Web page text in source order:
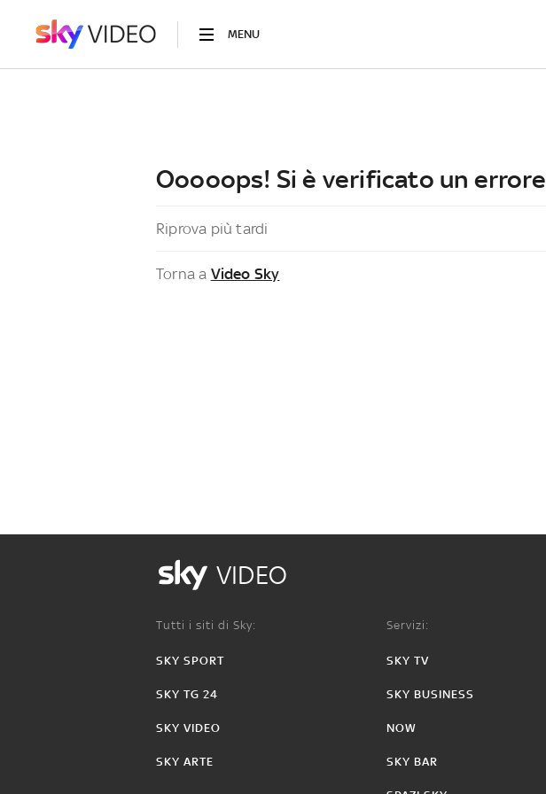
MENU
Ooooops! Si è verificato un errore
Riprova più tardi
Torna a Video Sky
VIDEO
Tutti i siti di Sky:
SKY SPORT
SKY TG 24
SKY VIDEO
SKY ARTE
Servizi:
SKY TV
SKY BUSINESS
NOW
SKY BAR